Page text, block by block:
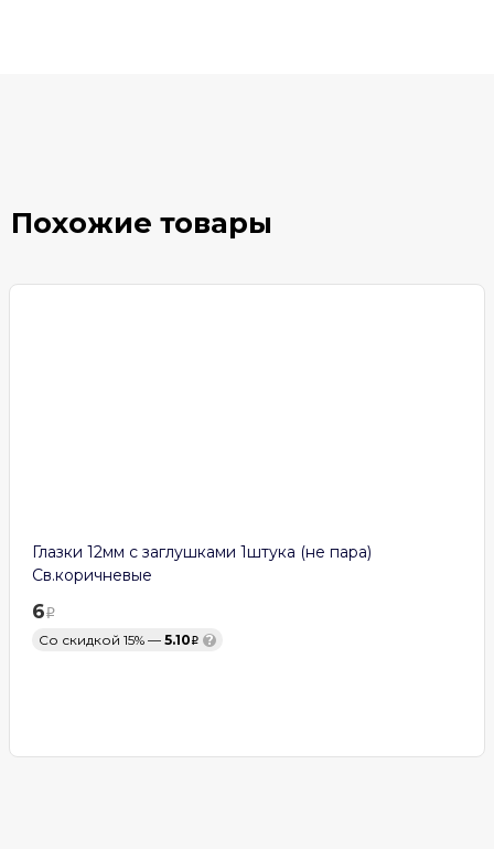
Похожие товары
Глазки 12мм с заглушками 1штука (не пара)
Св.коричневые
6
Со скидкой 15% — 5.10 ?